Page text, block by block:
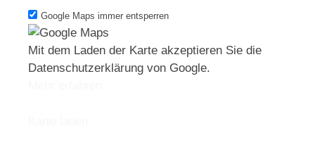
Google Maps immer entsperren
Mit dem Laden der Karte akzeptieren Sie die
Datenschutzerklärung von Google.